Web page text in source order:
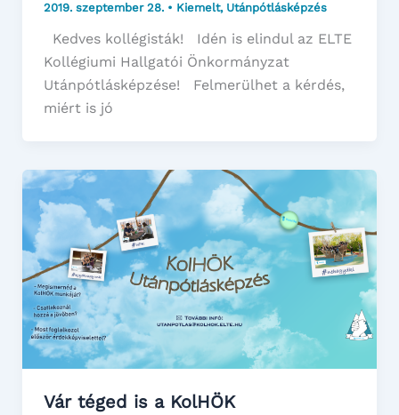
2019. szeptember 28. • Kiemelt, Utánpótlásképzés
Kedves kollégisták! Idén is elindul az ELTE
Kollégiumi Hallgatói Önkormányzat
Utánpótlásképzése! Felmerülhet a kérdés,
miért is jó
Vár téged is a KolHÖK